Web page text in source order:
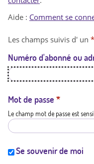
t
a
t
i
Aide : Comment se
Les champs suivis d' un *
Numéro d'abonné ou
Mot de passe *
Le champ mot de passe est
Se souvenir de moi